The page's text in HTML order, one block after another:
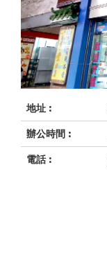
地址 :
辦公時間 :
電話 :